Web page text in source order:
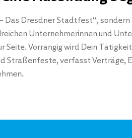
Dresdner Stadtfest“,
Unternehmerinnen und
Seite. Vorrangig wird Dein
Straßenfeste, verfasst Verträge,